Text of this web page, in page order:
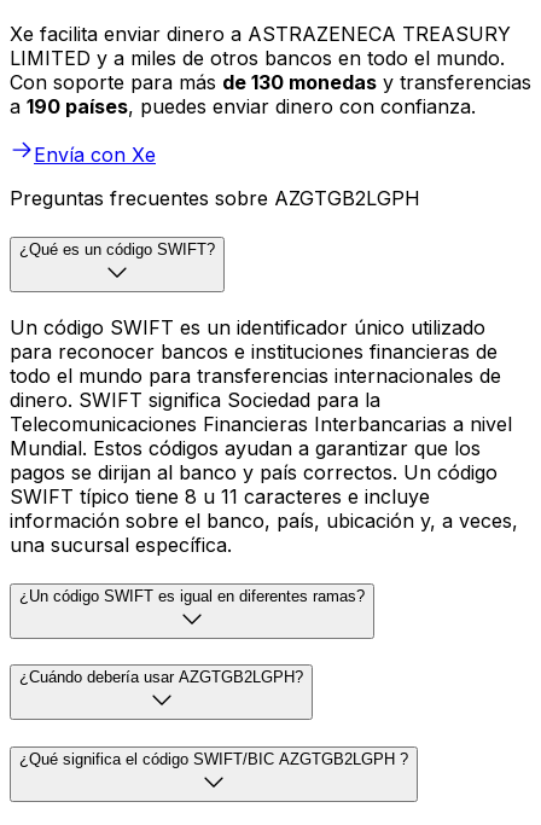
Xe facilita enviar dinero a ASTRAZENECA TREASURY
LIMITED y a miles de otros bancos en todo el mundo.
Con soporte para más de 130 monedas y transferencias
a 190 países, puedes enviar dinero con confianza.
Envía con Xe
Preguntas frecuentes sobre AZGTGB2LGPH
¿Qué es un código SWIFT?
Un código SWIFT es un identificador único utilizado
para reconocer bancos e instituciones financieras de
todo el mundo para transferencias internacionales de
dinero. SWIFT significa Sociedad para la
Telecomunicaciones Financieras Interbancarias a nivel
Mundial. Estos códigos ayudan a garantizar que los
pagos se dirijan al banco y país correctos. Un código
SWIFT típico tiene 8 u 11 caracteres e incluye
información sobre el banco, país, ubicación y, a veces,
una sucursal específica.
¿Un código SWIFT es igual en diferentes ramas?
¿Cuándo debería usar AZGTGB2LGPH?
¿Qué significa el código SWIFT/BIC AZGTGB2LGPH ?